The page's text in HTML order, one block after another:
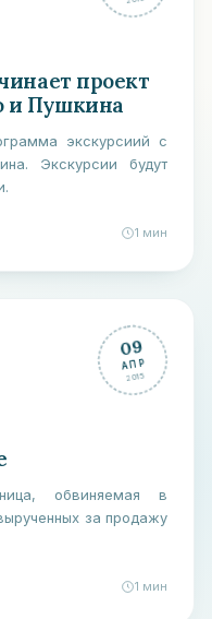
проект
и Пушкина
экскурсиий с
Экскурсии будут
1 мин
09
АПР
2015
обвиняемая в
за продажу
1 мин